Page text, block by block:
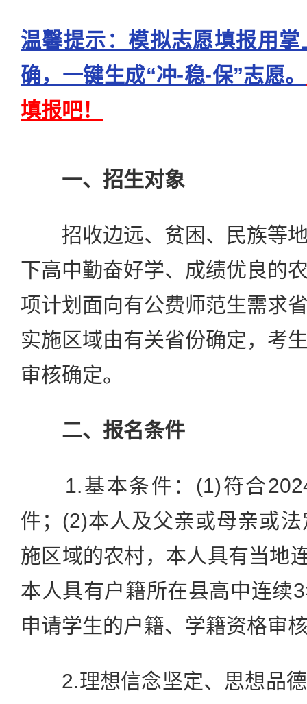
温馨提示：模拟志愿填报用
确，一键生成“冲-稳-保”志愿。
填报吧！
一、招生对象
招收边远、贫困、民族等地
下高中勤奋好学、成绩优良的
项计划面向有公费师范生需求
实施区域由有关省份确定，考
审核确定。
二、报名条件
1.基本条件：(1)符合
件；(2)本人及父亲或母亲或
施区域的农村，本人具有当地
本人具有户籍所在县高中连续
申请学生的户籍、学籍资格审
2.理想信念坚定、思想品德